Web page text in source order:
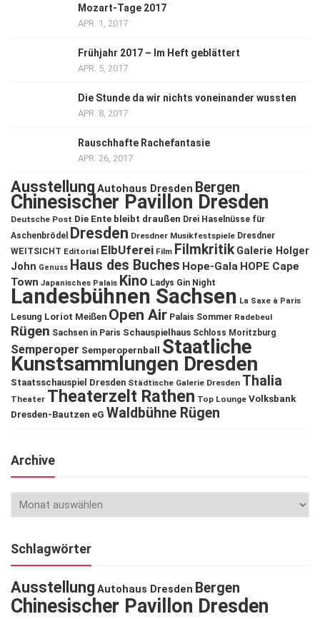
Mozart-Tage 2017
APR. 1, 2017
Frühjahr 2017 – Im Heft geblättert
APR. 5, 2017
Die Stunde da wir nichts voneinander wussten
APR. 8, 2017
Rauschhafte Rachefantasie
APR. 26, 2017
Ausstellung Autohaus Dresden Bergen
Chinesischer Pavillon Dresden
Deutsche Post Die Ente bleibt draußen Drei Haselnüsse für
Aschenbrödel
Dresden Dresdner Musikfestspiele Dresdner
WEITSICHT Editorial ElbUferei Film Filmkritik Galerie Holger
John Genuss Haus des Buches Hope-Gala HOPE Cape
Town Japanisches Palais Kino Ladys Gin Night
Landesbühnen Sachsen La Saxe à Paris
Lesung Loriot Meißen Open Air Palais Sommer Radebeul
Rügen Sachsen in Paris Schauspielhaus Schloss Moritzburg
Semperoper Semperopernball Staatliche
Kunstsammlungen Dresden
Staatsschauspiel Dresden Städtische Galerie Dresden Thalia
Theater Theaterzelt Rathen Top Lounge Volksbank
Dresden-Bautzen eG Waldbühne Rügen
Archive
Schlagwörter
Ausstellung Autohaus Dresden Bergen
Chinesischer Pavillon Dresden